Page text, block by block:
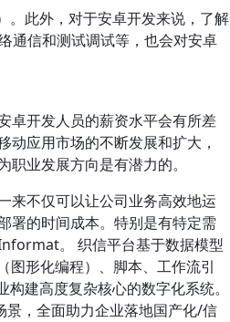
。此外，对于安卓开发来说，了解
通信和测试调试等，也会对安卓
卓开发人员的薪资水平会有所差
应用市场的不断发展和扩大，
业发展方向是有潜力的。
来不仅可以让公司业务高效地运
署的时间成本。特别是有特定需
。 织信平台基于数据模型
图形化编程）、脚本、工作流引
建高度复杂核心的数字化系统。
景，全面助力企业落地国产化/信